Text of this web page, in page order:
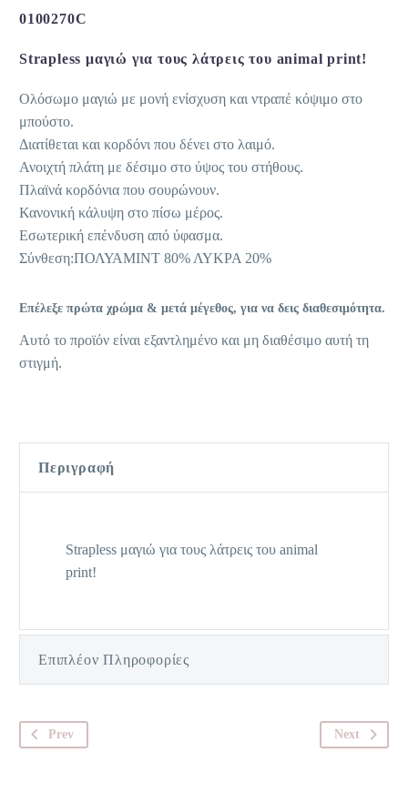
0100270C
Strapless μαγιώ για τους λάτρεις του animal print!
Ολόσωμο μαγιώ με μονή ενίσχυση και ντραπέ κόψιμο στο
μπούστο.
Διατίθεται και κορδόνι που δένει στο λαιμό.
Ανοιχτή πλάτη με δέσιμο στο ύψος του στήθους.
Πλαϊνά κορδόνια που σουρώνουν.
Κανονική κάλυψη στο πίσω μέρος.
Εσωτερική επένδυση από ύφασμα.
Σύνθεση:ΠΟΛΥΑΜΙΝΤ 80% ΛΥΚΡΑ 20%
Επέλεξε πρώτα χρώμα & μετά μέγεθος, για να δεις διαθεσιμότητα.
Αυτό το προϊόν είναι εξαντλημένο και μη διαθέσιμο αυτή τη
στιγμή.
Περιγραφή
Strapless μαγιώ για τους λάτρεις του animal
print!
Επιπλέον Πληροφορίες
Prev Next